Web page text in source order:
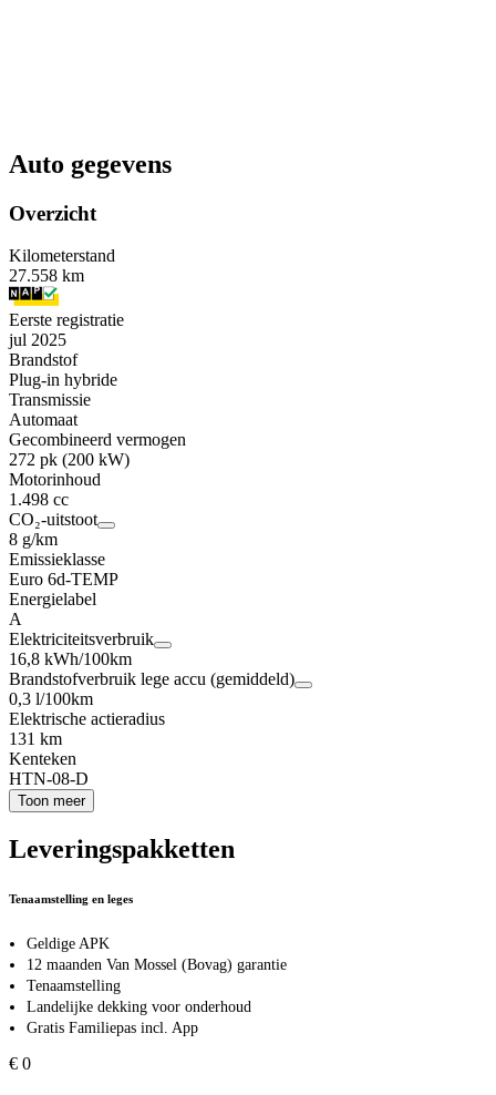
Auto gegevens
Overzicht
Kilometerstand
27.558 km
Eerste registratie
jul 2025
Brandstof
Plug-in hybride
Transmissie
Automaat
Gecombineerd vermogen
272 pk (200 kW)
Motorinhoud
1.498 cc
CO₂-uitstoot
8 g/km
Emissieklasse
Euro 6d-TEMP
Energielabel
A
Elektriciteitsverbruik
16,8 kWh/100km
Brandstofverbruik lege accu (gemiddeld)
0,3 l/100km
Elektrische actieradius
131 km
Kenteken
HTN-08-D
Toon meer
Leveringspakketten
Tenaamstelling en leges
Geldige APK
12 maanden Van Mossel (Bovag) garantie
Tenaamstelling
Landelijke dekking voor onderhoud
Gratis Familiepas incl. App
€ 0